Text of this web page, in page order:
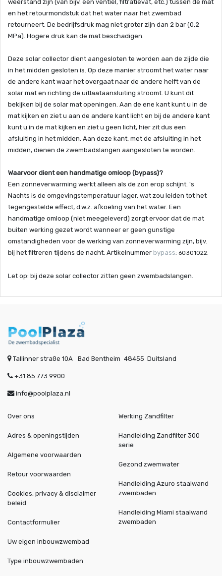
weerstand zijn (van bijv. een ventiel, filtratievat, etc.) tussen de mat
en het retourmondstuk dat het water naar het zwembad
retourneert. De bedrijfsdruk mag niet groter zijn dan 2 bar (0,2
MPa). Hogere druk kan de mat beschadigen.
Deze solar collector dient aangesloten te worden aan de zijde die
in het midden gesloten is. Op deze manier stroomt het water naar
de andere kant waar het overgaat naar de andere helft van de
solar mat en richting de uitlaataansluiting stroomt. U kunt dit
bekijken bij de solar mat openingen. Aan de ene kant kunt u in de
mat kijken en ziet u aan de andere kant licht en bij de andere kant
kunt u in de mat kijken en ziet u geen licht, hier zit dus een
afsluiting in het midden. Aan deze kant, met de afsluiting in het
midden, dienen de zwembadslangen aangesloten te worden.
Waarvoor dient een handmatige omloop (bypass)?
Een zonneverwarming werkt alleen als de zon erop schijnt. 's
Nachts is de omgevingstemperatuur lager, wat zou leiden tot het
tegengestelde effect, d.w.z. afkoeling van het water. Een
handmatige omloop (niet meegeleverd) zorgt ervoor dat de mat
buiten werking gezet wordt wanneer er geen gunstige
omstandigheden voor de werking van zonneverwarming zijn, bijv.
bij het filtreren tijdens de nacht. Artikelnummer bypass: 60301022.
Let op: bij deze solar collector zitten geen zwembadslangen.
Tallinner straße 10A Bad Bentheim 48455 Duitsland
+31 85 773 9900
info@poolplaza.nl
Over ons
Adres & openingstijden
Algemene voorwaarden
Retour voorwaarden
Cookies, privacy & disclaimer
beleid
Contactformulier
Werking Zandfilter
Handleiding Zandfilter 300
serie
Gezond zwemwater
Handleiding Azuro staalwand
zwembaden
Handleiding Miami staalwand
zwembaden
Uw eigen inbouwzwembad
Type inbouwzwembaden